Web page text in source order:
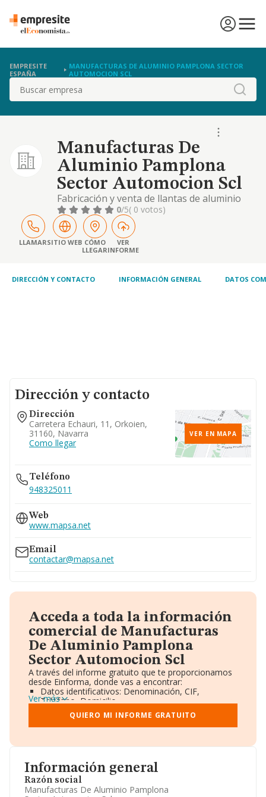
EMPRESITE
ESPAÑA
MANUFACTURAS DE ALUMINIO PAMPLONA SECTOR
AUTOMOCION SCL
Buscar
Manufacturas De
Aluminio Pamplona
Sector Automocion Scl
Fabricación y venta de llantas de aluminio
para el sector de automoción.
0/5( 0 votos)
LLAMARSITIO WEB CÓMO
LLEGAR
VER
INFORME
DIRECCIÓN Y CONTACTO INFORMACIÓN GENERAL DATOS
Información general
Razón social
Manufacturas De Aluminio Pamplona
Dirección y contacto
Dirección
Carretera Echauri, 11, Orkoien,
31160, Navarra
Como llegar
VER EN MAPA
Teléfono
948325011
Web
www.mapsa.net
Email
contactar@mapsa.net
Acceda a toda la información
comercial de Manufacturas
De Aluminio Pamplona
Sector Automocion Scl
A través del informe gratuito que te proporcionamos
desde Einforma, donde vas a encontrar:
Datos identificativos: Denominación, CIF,
Teléfono, Domicilio.
Informe Mercantil Completo (BORME).
Gráficos de Evolución Ventas y Empleados.
Consejo de Administración y Administradores.
Accionistas.
Artículos de prensa publicados sobre la empresa.
Información oficial y registral complementaria.
Ver más
QUIERO MI INFORME GRATUITO